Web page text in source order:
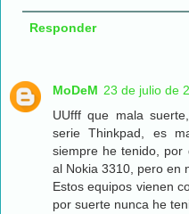
Responder
MoDeM 23 de julio de
UUfff que mala
serie Thinkpad, es
siempre he tenido, por
al Nokia 3310, pero en
Estos equipos vienen
por suerte nunca he